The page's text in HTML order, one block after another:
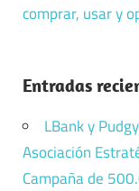
comprar, usar y
Entradas
LBank y
Asociación
Campaña de